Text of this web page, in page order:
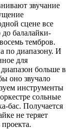
звучание
сцене все
до балалайки-
тембров.
по диапазону. И
для
больше в
оно звучало
инструменты
сольные
бас. Получается
не теряет